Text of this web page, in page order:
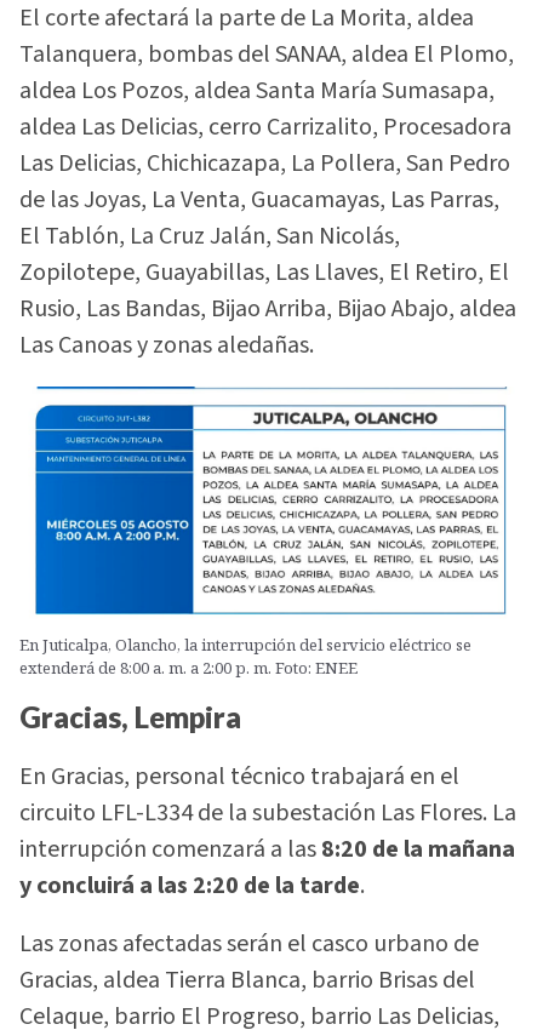
El corte afectará la parte de La Morita, aldea
Talanquera, bombas del SANAA, aldea El Plomo,
aldea Los Pozos, aldea Santa María Sumasapa,
aldea Las Delicias, cerro Carrizalito, Procesadora
Las Delicias, Chichicazapa, La Pollera, San Pedro
de las Joyas, La Venta, Guacamayas, Las Parras,
El Tablón, La Cruz Jalán, San Nicolás,
Zopilotepe, Guayabillas, Las Llaves, El Retiro, El
Rusio, Las Bandas, Bijao Arriba, Bijao Abajo, aldea
Las Canoas y zonas aledañas.
En Juticalpa, Olancho, la interrupción del servicio eléctrico se
extenderá de 8:00 a. m. a 2:00 p. m. Foto: ENEE
Gracias, Lempira
En Gracias, personal técnico trabajará en el
circuito LFL-L334 de la subestación Las Flores. La
interrupción comenzará a las8:20 de la mañana
y concluirá a las 2:20 de la tarde.
Las zonas afectadas serán el casco urbano de
Gracias, aldea Tierra Blanca, barrio Brisas del
Celaque, barrio El Progreso, barrio Las Delicias,